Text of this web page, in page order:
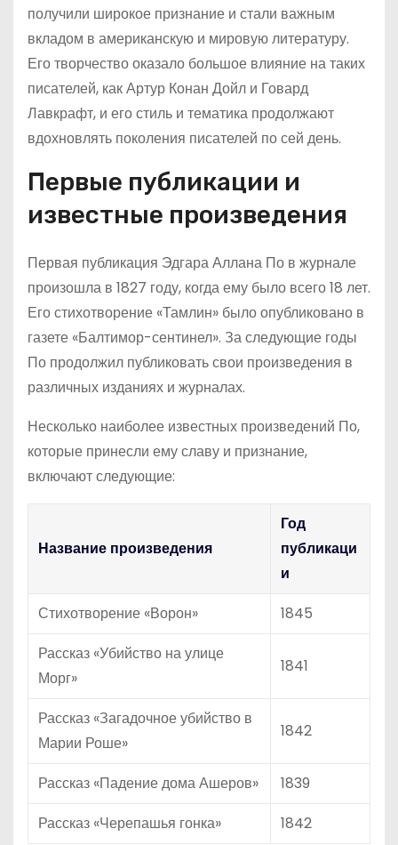
получили широкое признание и стали важным
вкладом в американскую и мировую литературу.
Его творчество оказало большое влияние на таких
писателей, как Артур Конан Дойл и Говард
Лавкрафт, и его стиль и тематика продолжают
вдохновлять поколения писателей по сей день.
Первые публикации и
известные произведения
Первая публикация Эдгара Аллана По в журнале
произошла в 1827 году, когда ему было всего 18 лет.
Его стихотворение «Тамлин» было опубликовано в
газете «Балтимор-сентинел». За следующие годы
По продолжил публиковать свои произведения в
различных изданиях и журналах.
Несколько наиболее известных произведений По,
которые принесли ему славу и признание,
включают следующие:
Название произведения
Год
публикаци
и
Стихотворение «Ворон»
1845
Рассказ «Убийство на улице
Морг»
1841
Рассказ «Загадочное убийство в
Марии Роше»
1842
Рассказ «Падение дома Ашеров»
1839
Рассказ «Черепашья гонка»
1842